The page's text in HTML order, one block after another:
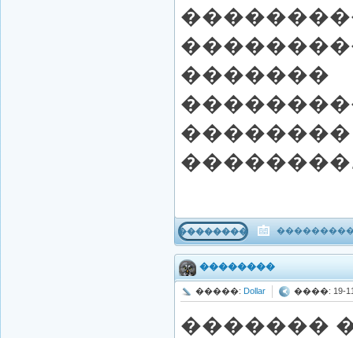
���������
��������
�����: Dollar ����: 19-
�������